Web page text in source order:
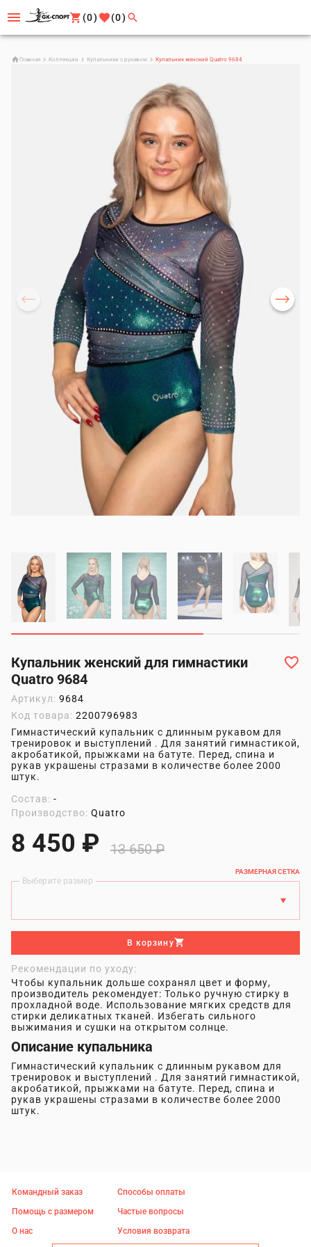
(0) (0)
Главная Коллекции Купальники с рукавом Купальник женский Quatro 9684
Купальник женский для гимнастики
Quatro 9684
Артикул: 9684
Код товара: 2200796983
Гимнастический купальник с длинным рукавом для
тренировок и выступлений . Для занятий гимнастикой,
акробатикой, прыжками на батуте. Перед, спина и
рукав украшены стразами в количестве более 2000
штук.
Состав: -
Производство: Quatro
8 450 ₽ 13 650 ₽
РАЗМЕРНАЯ СЕТКА
Выберите размер
В корзину
Рекомендации по уходу:
Чтобы купальник дольше сохранял цвет и форму,
производитель рекомендует: Только ручную стирку в
прохладной воде. Использование мягких средств для
стирки деликатных тканей. Избегать сильного
выжимания и сушки на открытом солнце.
Описание купальника
Гимнастический купальник с длинным рукавом для
тренировок и выступлений . Для занятий гимнастикой,
акробатикой, прыжками на батуте. Перед, спина и
рукав украшены стразами в количестве более 2000
штук.
Командный заказ
Помощь с размером
О нас
Способы оплаты
Частые вопросы
Условия возврата